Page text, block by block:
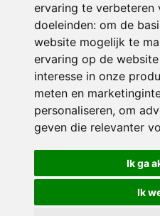
ervaring te verbeteren
doeleinden: om de
website mogelijk te
ervaring op de
interesse in onze
meten en
personaliseren, om
geven die relevanter
Ik ga
Ik
© 2026 Sint Bernardus |
Privacy policy|Disclaimer|
Crealisatie